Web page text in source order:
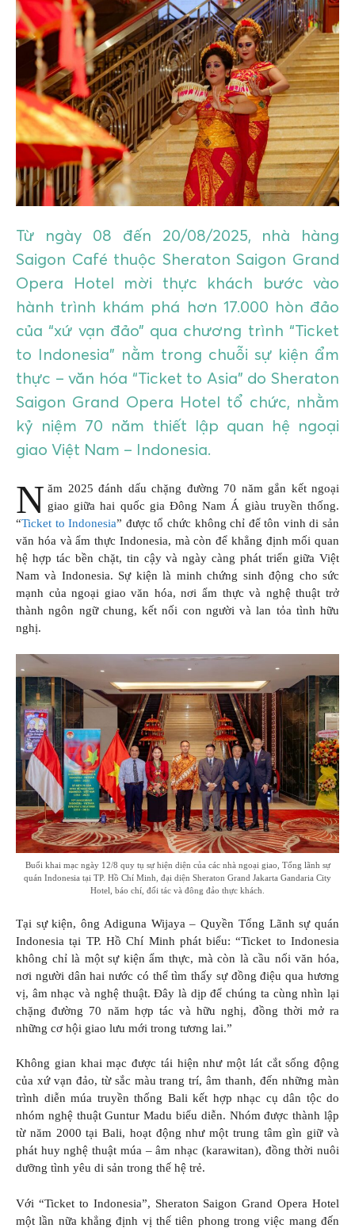
GIÁO DỤC
KỲ NGHỈ & ĐIỂM ĐẾN
QUÀ TẶNG & SỰ KIỆN
LIÊN HỆ
Từ ngày 08 đến 20/08/2025, nhà hàng
Saigon Café thuộc Sheraton Saigon Grand
Opera Hotel mời thực khách bước vào
hành trình khám phá hơn 17.000 hòn đảo
của “xứ vạn đảo” qua chương trình “Ticket
to Indonesia” nằm trong chuỗi sự kiện ẩm
thực – văn hóa “Ticket to Asia” do Sheraton
Saigon Grand Opera Hotel tổ chức, nhằm
kỷ niệm 70 năm thiết lập quan hệ ngoại
giao Việt Nam – Indonesia.
N ăm 2025 đánh dấu chặng đường 70 năm gắn kết ngoại
giao giữa hai quốc gia Đông Nam Á giàu truyền thống.
“Ticket to Indonesia” được tổ chức không chỉ để tôn vinh di sản
văn hóa và ẩm thực Indonesia, mà còn để khẳng định mối quan
hệ hợp tác bền chặt, tin cậy và ngày càng phát triển giữa Việt
Nam và Indonesia. Sự kiện là minh chứng sinh động cho sức
mạnh của ngoại giao văn hóa, nơi ẩm thực và nghệ thuật trở
thành ngôn ngữ chung, kết nối con người và lan tỏa tình hữu
nghị.
Buổi khai mạc ngày 12/8 quy tụ sự hiện diện của các nhà ngoại giao, Tổng lãnh sự
quán Indonesia tại TP. Hồ Chí Minh, đại diện Sheraton Grand Jakarta Gandaria City
Hotel, báo chí, đối tác và đông đảo thực khách.
Tại sự kiện, ông Adiguna Wijaya – Quyền Tổng Lãnh sự quán
Indonesia tại TP. Hồ Chí Minh phát biểu: “Ticket to Indonesia
không chỉ là một sự kiện ẩm thực, mà còn là cầu nối văn hóa,
nơi người dân hai nước có thể tìm thấy sự đồng điệu qua hương
vị, âm nhạc và nghệ thuật. Đây là dịp để chúng ta cùng nhìn lại
chặng đường 70 năm hợp tác và hữu nghị, đồng thời mở ra
những cơ hội giao lưu mới trong tương lai.”
Không gian khai mạc được tái hiện như một lát cắt sống động
của xứ vạn đảo, từ sắc màu trang trí, âm thanh, đến những màn
trình diễn múa truyền thống Bali kết hợp nhạc cụ dân tộc do
nhóm nghệ thuật Guntur Madu biểu diễn. Nhóm được thành lập
từ năm 2000 tại Bali, hoạt động như một trung tâm gìn giữ và
phát huy nghệ thuật múa – âm nhạc (karawitan), đồng thời nuôi
dưỡng tình yêu di sản trong thế hệ trẻ.
Với “Ticket to Indonesia”, Sheraton Saigon Grand Opera Hotel
một lần nữa khẳng định vị thế tiên phong trong việc mang đến